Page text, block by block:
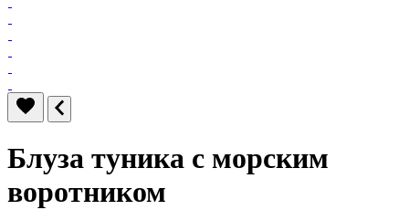
Блуза туника с морским
воротником